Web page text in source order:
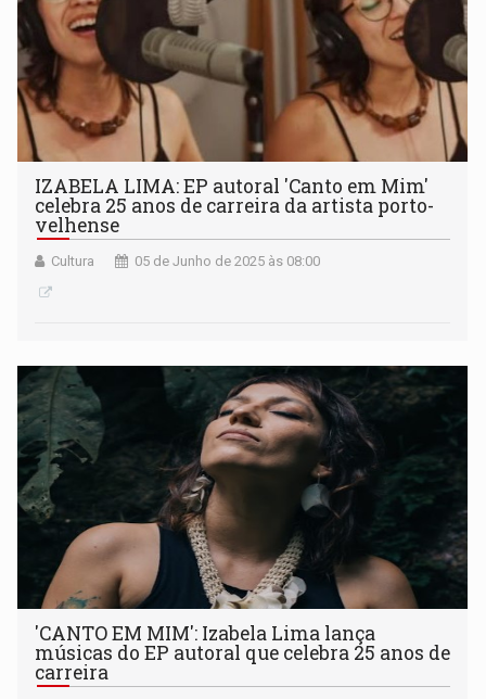
IZABELA LIMA: EP autoral 'Canto em Mim'
celebra 25 anos de carreira da artista porto-
velhense
Cultura 05 de Junho de 2025 às 08:00
'CANTO EM MIM': Izabela Lima lança
músicas do EP autoral que celebra 25 anos de
carreira